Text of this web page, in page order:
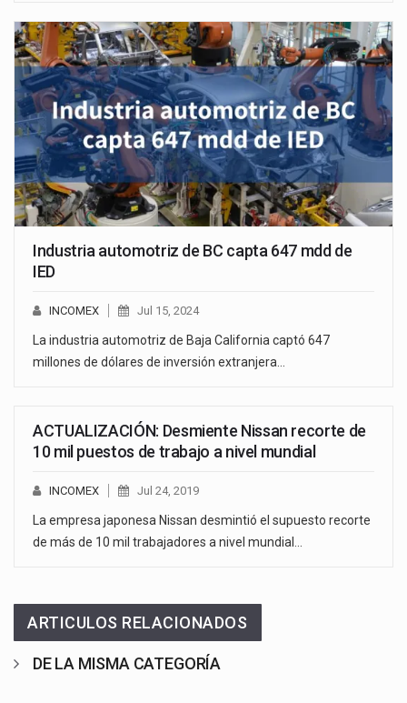
Industria automotriz de BC capta 647 mdd de
IED
INCOMEX Jul 15, 2024
La industria automotriz de Baja California captó 647
millones de dólares de inversión extranjera…
ACTUALIZACIÓN: Desmiente Nissan recorte de
10 mil puestos de trabajo a nivel mundial
INCOMEX Jul 24, 2019
La empresa japonesa Nissan desmintió el supuesto recorte
de más de 10 mil trabajadores a nivel mundial…
ARTICULOS RELACIONADOS
DE LA MISMA CATEGORÍA